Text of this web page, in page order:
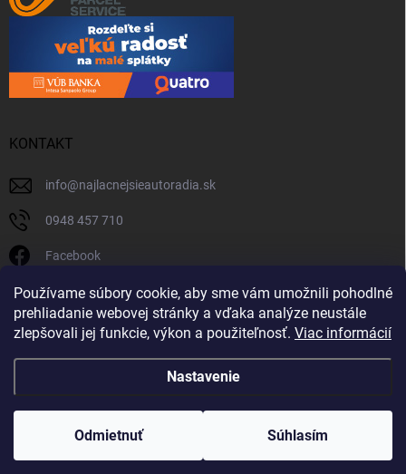
Používame súbory cookie, aby sme vám umožnili pohodlné
prehliadanie webovej stránky a vďaka analýze neustále
zlepšovali jej funkcie, výkon a použiteľnosť. Viac informácií
Nastavenie
Odmietnuť Súhlasím
KONTAKT
info@najlacnejsieautoradia.sk
0948 457 710
Facebook
najlacnejsieautoradia.sk
Youtube
Vytvoril Shoptet
Copyright 2026Najlacnejsieautoradia.sk. Všetky práva vyhradené.Upraviť